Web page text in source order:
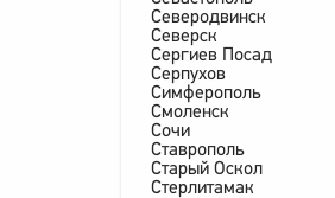
Северодвинск
Северск
Сергиев Посад
Серпухов
Симферополь
Смоленск
Сочи
Ставрополь
Старый Оскол
Стерлитамак